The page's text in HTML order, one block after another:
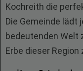
Kochreith die
Die Gemeinde lädt
bedeutenden Welt
Erbe dieser